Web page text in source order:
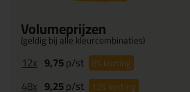
Volumeprijzen
(geldig bij alle kleurcombinaties)
12x 9,75p/st 8%korting
48x 9,25p/st 12%korting